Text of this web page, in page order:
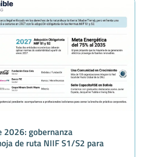
2026: gobernanza
de ruta NIIF S1/S2 para